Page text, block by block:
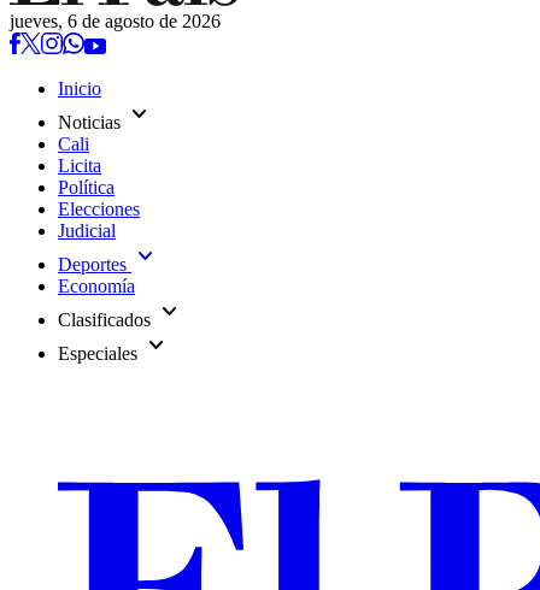
jueves, 6 de agosto de 2026
Inicio
Noticias expand_more
Cali
Licita
Política
Elecciones
Judicial
Deportes expand_more
Economía
Clasificados expand_more
Especiales expand_more